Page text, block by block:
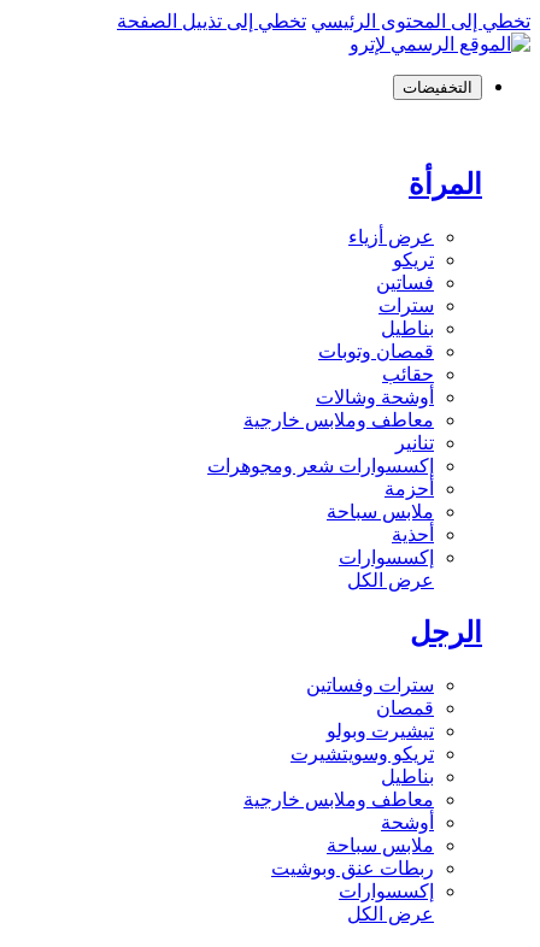
تخطي إلى المحتوى الرئيسي تخطي إلى تذييل الصفحة
التخفيضات
المرأة
عرض أزياء
تريكو
فساتين
سترات
بناطيل
قمصان وتوبات
حقائب
أوشحة وشالات
معاطف وملابس خارجية
تنانير
إكسسوارات شعر ومجوهرات
أحزمة
ملابس سباحة
أحذية
إكسسوارات
عرض الكل
الرجل
سترات وفساتين
قمصان
تيشيرت وبولو
تريكو وسويتشيرت
بناطيل
معاطف وملابس خارجية
أوشحة
ملابس سباحة
ربطات عنق وبوشيت
إكسسوارات
عرض الكل